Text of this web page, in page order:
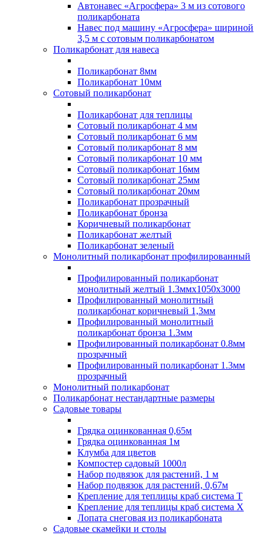
Автонавес «Агросфера» 3 м из сотового
поликарбоната
Навес под машину «Агросфера» шириной
3,5 м с сотовым поликарбонатом
Поликарбонат для навеса
Поликарбонат 8мм
Поликарбонат 10мм
Сотовый поликарбонат
Поликарбонат для теплицы
Сотовый поликарбонат 4 мм
Сотовый поликарбонат 6 мм
Сотовый поликарбонат 8 мм
Сотовый поликарбонат 10 мм
Сотовый поликарбонат 16мм
Сотовый поликарбонат 25мм
Сотовый поликарбонат 20мм
Поликарбонат прозрачный
Поликарбонат бронза
Коричневый поликарбонат
Поликарбонат желтый
Поликарбонат зеленый
Монолитный поликарбонат профилированный
Профилированный поликарбонат
монолитный желтый 1.3ммх1050х3000
Профилированный монолитный
поликарбонат коричневый 1,3мм
Профилированный монолитный
поликарбонат бронза 1.3мм
Профилированный поликарбонат 0.8мм
прозрачный
Профилированный поликарбонат 1.3мм
прозрачный
Монолитный поликарбонат
Поликарбонат нестандартные размеры
Садовые товары
Грядка оцинкованная 0,65м
Грядка оцинкованная 1м
Клумба для цветов
Компостер садовый 1000л
Набор подвязок для растений, 1 м
Набор подвязок для растений, 0,67м
Крепление для теплицы краб система Т
Крепление для теплицы краб система Х
Лопата снеговая из поликарбоната
Садовые скамейки и столы